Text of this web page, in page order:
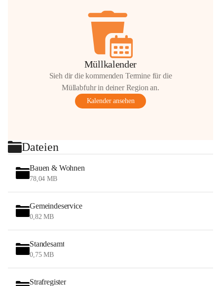
Müllkalender
Sieh dir die kommenden Termine für die
Müllabfuhr in deiner Region an.
Kalender ansehen
Dateien
Bauen & Wohnen
78,04 MB
Gemeindeservice
0,82 MB
Standesamt
0,75 MB
Strafregister